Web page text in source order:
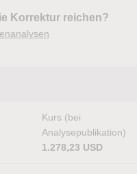
Korrektur reichen?
Kurs (bei
Analysepublikation)
1.278,23 USD